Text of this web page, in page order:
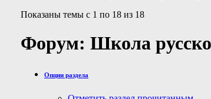
Показаны темы с 1 по 18 из 18
Форум: Школа
Опции раздела